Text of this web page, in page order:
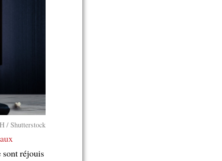
/ Shutterstock
sont réjouis